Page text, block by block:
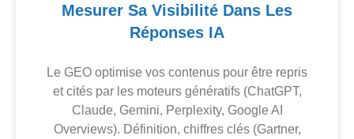
Mesurer Sa Visibilité Dans Les
Réponses IA
Le GEO optimise vos contenus pour être repris
et cités par les moteurs génératifs (ChatGPT,
Claude, Gemini, Perplexity, Google AI
Overviews). Définition, chiffres clés (Gartner,